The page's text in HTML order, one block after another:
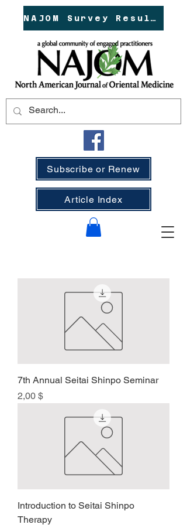
NAJOM Survey Results!
Subscribe or Renew
Article Index
7th Annual Seitai Shinpo Seminar
Preis
2,00 $
Introduction to Seitai Shinpo
Therapy